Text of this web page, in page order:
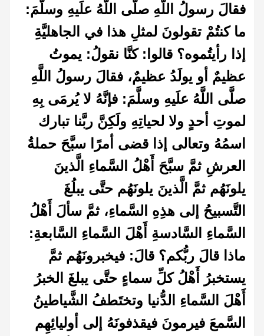
فقالَ رسولُ اللَّهِ صلَّى اللَّهُ علَيهِ وسلَّمَ:
ما كنتُمْ تقولونَ لمثلِ هذا في الجاهليَّةِ
إذا رأيتُموه؟ قالوا: كنَّا نقولُ: يموتُ
عظيمٌ أو يولَدُ عظيمٌ، فقالَ رسولُ اللَّهِ
صلَّى اللَّهُ علَيهِ وسلَّمَ: فإنَّهُ لا يُرمَى بِهِ
لموتِ أحدٍ ولا لحياتِهِ ولَكِنَّ ربَّنا تبارك
اسمُهُ وتعالى إذا قضى أمرًا سبَّحَ حملةُ
العرشِ ثمَّ سبَّحَ أَهْلُ السَّماءِ الَّذينَ
يلونَهُم ثمَّ الَّذينَ يلونَهُم حتَّى يبلُغَ
التَّسبيحُ إلى هذِهِ السَّماءِ، ثمَّ سألَ أَهْلُ
السَّماءِ السَّادسةِ أَهْلَ السَّماءِ السَّابعةِ:
ماذا قالَ ربُّكم؟ قالَ: فيخبرونَهُم ثمَّ
يستخبرُ أَهْلُ كلِّ سماءٍ حتَّى يبلغَ الخبرُ
أَهْلَ السَّماءِ الدُّنيا وتختَطفُ الشَّياطينُ
السَّمعَ فيرمونَ فيقذفونَهُ إلى أوليائِهِم